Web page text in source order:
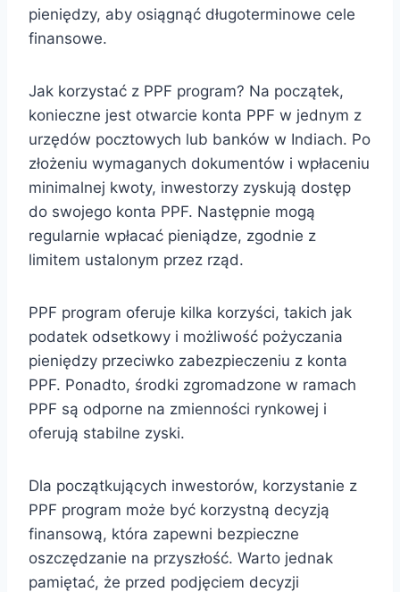
pieniędzy, aby osiągnąć długoterminowe cele
finansowe.
Jak korzystać z PPF program? Na początek,
konieczne jest otwarcie konta PPF w jednym z
urzędów pocztowych lub banków w Indiach. Po
złożeniu wymaganych dokumentów i wpłaceniu
minimalnej kwoty, inwestorzy zyskują dostęp
do swojego konta PPF. Następnie mogą
regularnie wpłacać pieniądze, zgodnie z
limitem ustalonym przez rząd.
PPF program oferuje kilka korzyści, takich jak
podatek odsetkowy i możliwość pożyczania
pieniędzy przeciwko zabezpieczeniu z konta
PPF. Ponadto, środki zgromadzone w ramach
PPF są odporne na zmienności rynkowej i
oferują stabilne zyski.
Dla początkujących inwestorów, korzystanie z
PPF program może być korzystną decyzją
finansową, która zapewni bezpieczne
oszczędzanie na przyszłość. Warto jednak
pamiętać, że przed podjęciem decyzji